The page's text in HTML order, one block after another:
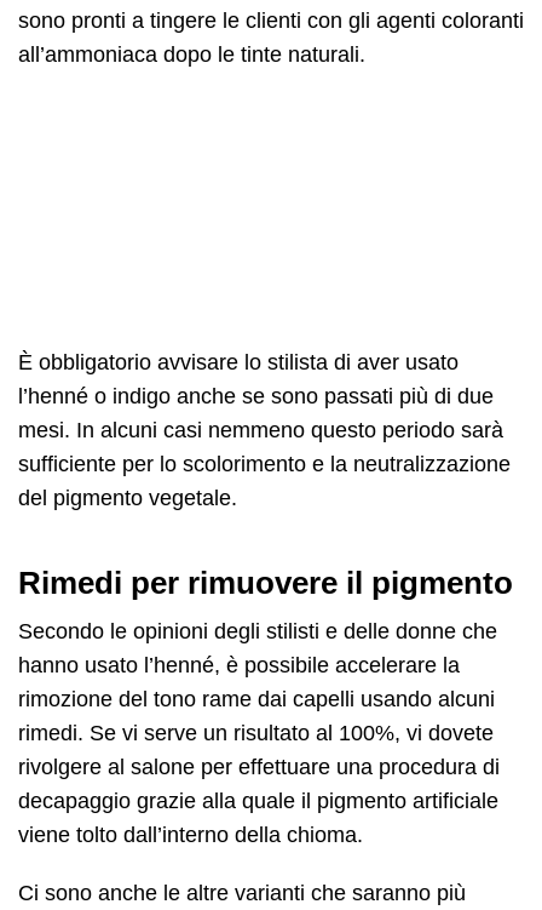
sono pronti a tingere le clienti con gli agenti coloranti
all’ammoniaca dopo le tinte naturali.
È obbligatorio avvisare lo stilista di aver usato
l’henné o indigo anche se sono passati più di due
mesi. In alcuni casi nemmeno questo periodo sarà
sufficiente per lo scolorimento e la neutralizzazione
del pigmento vegetale.
Rimedi per rimuovere il pigmento
Secondo le opinioni degli stilisti e delle donne che
hanno usato l’henné, è possibile accelerare la
rimozione del tono rame dai capelli usando alcuni
rimedi. Se vi serve un risultato al 100%, vi dovete
rivolgere al salone per effettuare una procedura di
decapaggio grazie alla quale il pigmento artificiale
viene tolto dall’interno della chioma.
Ci sono anche le altre varianti che saranno più